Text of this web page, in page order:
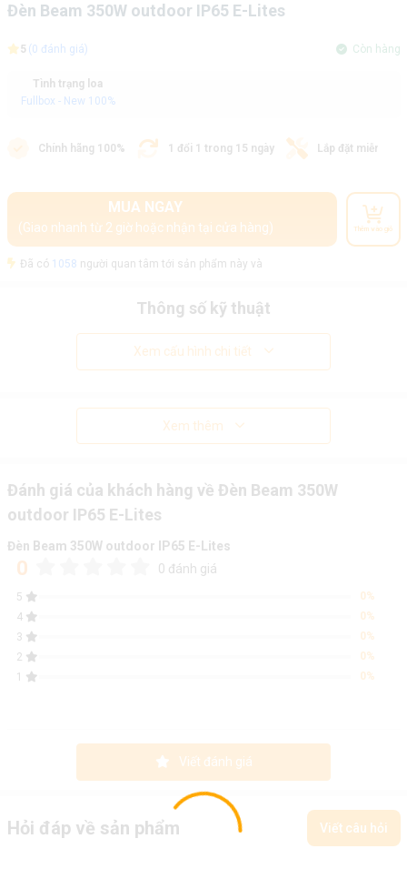
Đèn Beam 350W outdoor IP65 E-Lites
5 (0 đánh giá) Còn hàng
Tình trạng loa
Fullbox - New 100%
Chính hãng 100% 1 đổi 1 trong 15 ngày Lắp đặt miễn phí
MUA NGAY
(Giao nhanh từ 2 giờ hoặc nhận tại cửa hàng) Thêm vào giỏ
Đã có 1058 người quan tâm tới sản phẩm này và
Thông số kỹ thuật
Xem cấu hình chi tiết
Xem thêm
Đánh giá của khách hàng về Đèn Beam 350W
outdoor IP65 E-Lites
Đèn Beam 350W outdoor IP65 E-Lites
0 0 đánh giá
5
0%
4
0%
3
0%
2
0%
1
0%
Viết đánh giá
Hỏi đáp về sản phẩm Viết câu hỏi